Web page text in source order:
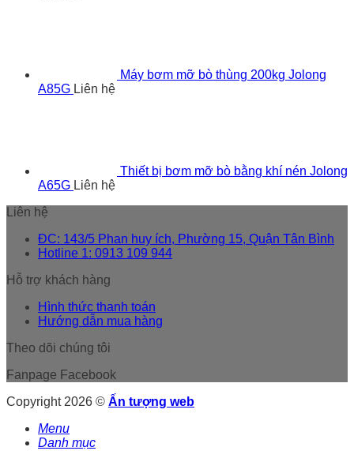
Máy bơm mỡ bò thùng 200kg Jolong
A85G Liên hệ
Thiết bị bơm mỡ bò bằng khí nén Jolong
A65G Liên hệ
Liên hệ
ĐC: 143/5 Phan huy ích, Phường 15, Quận Tân Bình
Hotline 1: 0913 109 944
Hỗ trợ khách hàng
Hình thức thanh toán
Hướng dẫn mua hàng
Theo dõi chúng tôi
Fanpage Facebook
Copyright 2026 © Ấn tượng web
Menu
Danh mục